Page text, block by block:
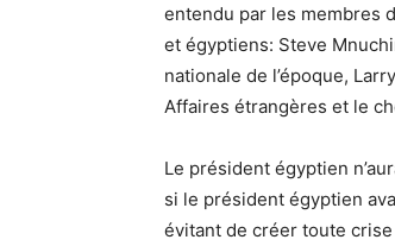
entendu par les membres
et égyptiens: Steve
nationale de l’époque,
Affaires étrangères et le
Le président égyptien
si le président égyptien
évitant de créer toute